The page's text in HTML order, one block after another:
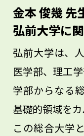
てほしいです
マホやタブレ
ーネットにつ
がどうなって
究開発に携わ
さい。本学で
未来の社会を
金本 俊幾 先
弘前大学に
弘前大学は、
医学部、理工
学部からなる
基礎的領域をカ
この総合大学